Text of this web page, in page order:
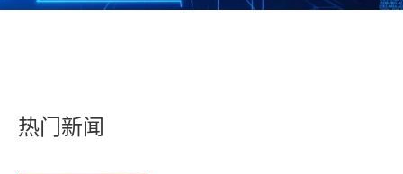
热门新闻